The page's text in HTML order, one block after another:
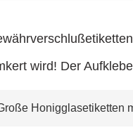
wird! Der
Große